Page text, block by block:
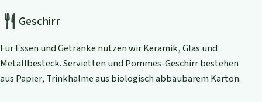
Geschirr
Für Essen und Getränke nutzen wir Keramik, Glas und
Metallbesteck. Servietten und Pommes-Geschirr bestehen
aus Papier, Trinkhalme aus biologisch abbaubarem Karton.